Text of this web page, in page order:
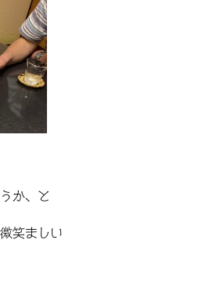
か、と
笑ましい